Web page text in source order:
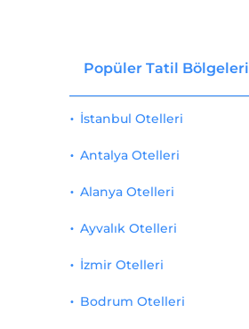
Popüler Tatil Bölgeleri
İstanbul Otelleri
Antalya Otelleri
Alanya Otelleri
Ayvalık Otelleri
İzmir Otelleri
Bodrum Otelleri